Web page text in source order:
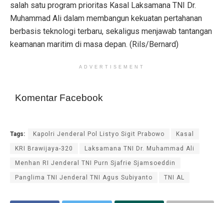
salah satu program prioritas Kasal Laksamana TNI Dr.
Muhammad Ali dalam membangun kekuatan pertahanan
berbasis teknologi terbaru, sekaligus menjawab tantangan
keamanan maritim di masa depan. (Rils/Bernard)
ADVERTISEMENT
Komentar Facebook
Tags: Kapolri Jenderal Pol Listyo Sigit Prabowo Kasal
KRI Brawijaya-320 Laksamana TNI Dr. Muhammad Ali
Menhan RI Jenderal TNI Purn Sjafrie Sjamsoeddin
Panglima TNI Jenderal TNI Agus Subiyanto TNI AL